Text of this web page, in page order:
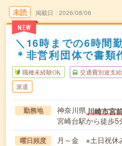
未読
NEW
掲載日 2026/08/06
＼16時までの6時間
＊非営利団体で書類
職種未経験OK 交通費別途支給
派遣
勤務地 神奈川県川崎市宮
宮崎台駅から徒歩5
曜日頻度 月～金 ※土日祝休